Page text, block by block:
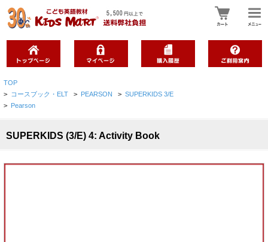
TOP
> コースブック・ELT > PEARSON > SUPERKIDS 3/E
> Pearson
SUPERKIDS (3/E) 4: Activity Book